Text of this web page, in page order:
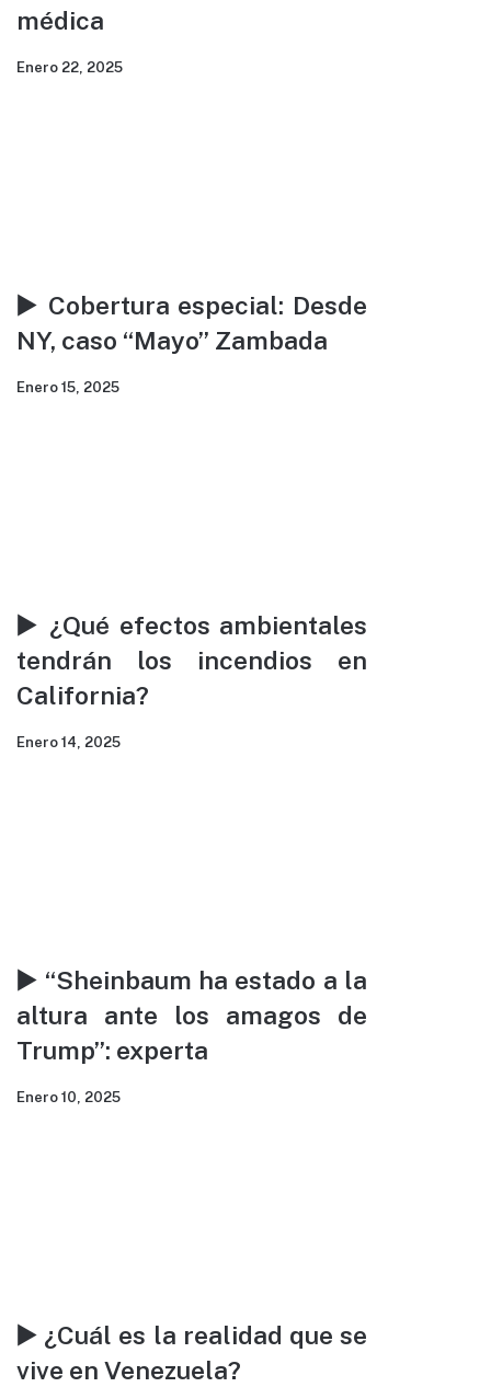
médica
Enero 22, 2025
▶️ Cobertura especial: Desde
NY, caso “Mayo” Zambada
Enero 15, 2025
▶️ ¿Qué efectos ambientales
tendrán los incendios en
California?
Enero 14, 2025
▶️ “Sheinbaum ha estado a la
altura ante los amagos de
Trump”: experta
Enero 10, 2025
▶️ ¿Cuál es la realidad que se
vive en Venezuela?